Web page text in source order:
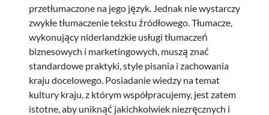
przetłumaczone na jego język. Jednak nie wystarczy
zwykłe tłumaczenie tekstu źródłowego. Tłumacze,
wykonujący niderlandzkie usługi tłumaczeń
biznesowych i marketingowych, muszą znać
standardowe praktyki, style pisania i zachowania
kraju docelowego. Posiadanie wiedzy na temat
kultury kraju, z którym współpracujemy, jest zatem
istotne, aby uniknąć jakichkolwiek niezręcznych i